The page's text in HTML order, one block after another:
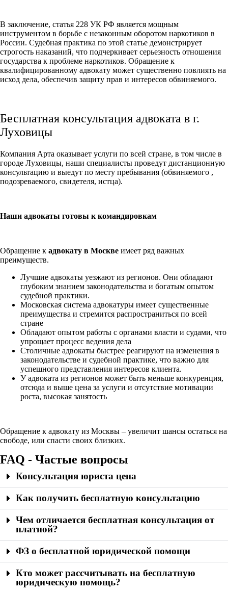
В заключение, статья 228 УК РФ является мощным
инструментом в борьбе с незаконным оборотом наркотиков в
России. Судебная практика по этой статье демонстрирует
строгость наказаний, что подчеркивает серьезность отношения
государства к проблеме наркотиков. Обращение к
квалифицированному адвокату может существенно повлиять на
исход дела, обеспечив защиту прав и интересов обвиняемого.
Бесплатная консультация адвоката в г.
Луховицы
Компания Арта оказывает услуги по всей стране, в том числе в
городе Луховицы, наши специалисты проведут дистанционную
консультацию и выедут по месту пребывания (обвиняемого ,
подозреваемого, свидетеля, истца).
Наши адвокаты готовы к командировкам
Обращение к адвокату в Москве имеет ряд важных
преимуществ.
Лучшие адвокаты уезжают из регионов. Они обладают
глубоким знанием законодательства и богатым опытом
судебной практики.
Московская система адвокатуры имеет существенные
преимущества и стремится распространиться по всей
стране
Обладают опытом работы с органами власти и судами, что
упрощает процесс ведения дела
Столичные адвокаты быстрее реагируют на изменения в
законодательстве и судебной практике, что важно для
успешного представления интересов клиента.
У адвоката из регионов может быть меньше конкуренция,
отсюда и выше цена за услуги и отсутствие мотивации
роста, высокая занятость
Обращение к адвокату из Москвы – увеличит шансы остаться на
свободе, или спасти своих близких.
FAQ - Частые вопросы
Консультация юриста цена
Как получить бесплатную консультацию
Чем отличается бесплатная консультация от
платной?
ФЗ о бесплатной юридической помощи
Кто может рассчитывать на бесплатную
юридическую помощь?